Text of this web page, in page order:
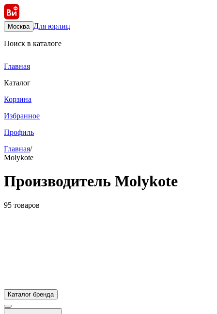
Москва Для юрлиц
Поиск в каталоге
Главная
Каталог
Корзина
Избранное
Профиль
Главная/
Molykote
Производитель Molykote
95 товаров
Каталог бренда